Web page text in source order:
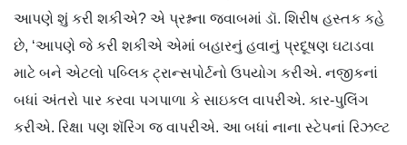
આપણે શું કરી શકીએ? એ પ્રશ્નના જવાબમાં ડૉ. શિરીષ હસ્તક કહે
છે, ‘આપણે જે કરી શકીએ એમાં બહારનું હવાનું પ્રદૂષણ ઘટાડવા
માટે બને એટલો પબ્લિક ટ્રાન્સપોર્ટનો ઉપયોગ કરીએ. નજીકનાં
બધાં અંતરો પાર કરવા પગપાળા કે સાઇકલ વાપરીએ. કાર-પુલિંગ
કરીએ. રિક્ષા પણ શૅરિંગ જ વાપરીએ. આ બધાં નાના સ્ટેપનાં રિઝલ્ટ